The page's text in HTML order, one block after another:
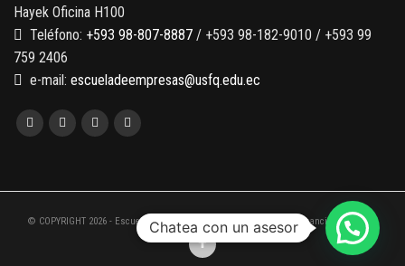
Hayek Oficina H100
Teléfono: +593 98-807-8887 / +593 98-182-9010 / +593 99
759 2406
e-mail: escueladeempresas@usfq.edu.ec
© COPYRIGHT 2026 - Escuela de Empresas de la Universidad San Francisco de Quito
Chatea con un asesor